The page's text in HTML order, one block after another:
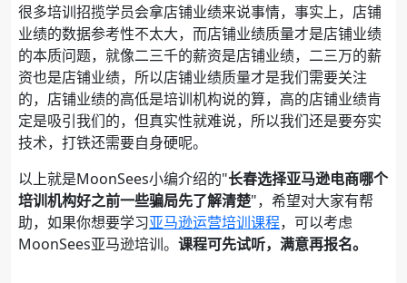
很多培训招揽学员会拿店铺业绩来说事情，事实上，店铺
业绩的数据参考性不太大，而店铺业绩质量才是店铺业绩
的本质问题，就像二三千的薪资是店铺业绩，二三万的薪
资也是店铺业绩，所以店铺业绩质量才是我们需要关注
的，店铺业绩的高低是培训机构说的算，高的店铺业绩肯
定是吸引我们的，但真实性就难说，所以我们还是要夯实
技术，打铁还需要自身硬呢。
以上就是MoonSees小编介绍的"长春选择亚马逊电商哪个
培训机构好之前一些骗局先了解清楚"，希望对大家有帮
助，如果你想要学习亚马逊运营培训课程，可以考虑
MoonSees亚马逊培训。 课程可先试听，满意再报名。